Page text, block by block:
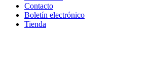
Contacto
Boletín electrónico
Tienda